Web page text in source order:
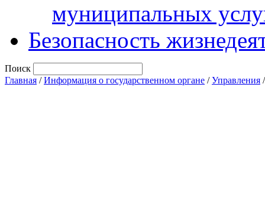
муниципальных
Безопасность
Поиск
Главная /Информация о государственном органе /Управления